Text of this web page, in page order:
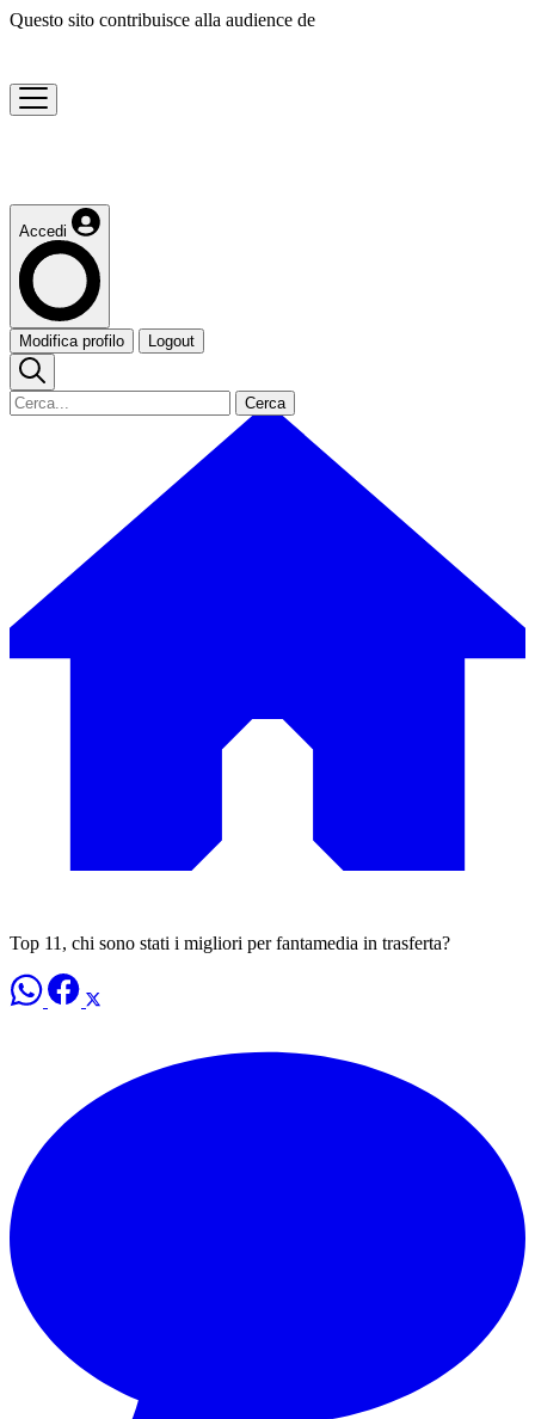
Questo sito contribuisce alla audience de
Accedi
Modifica profilo Logout
Cerca
Top 11, chi sono stati i migliori per fantamedia in trasferta?